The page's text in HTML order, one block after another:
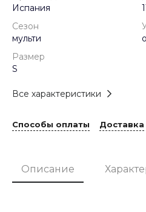
Испания
Сезон
мульти
Размер
S
Все характеристики
Способы оплаты Доставка
Описание